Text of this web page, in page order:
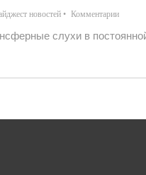
новостей Комментарии
слухи в